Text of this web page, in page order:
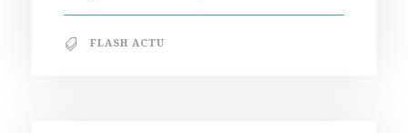
FLASH ACTU